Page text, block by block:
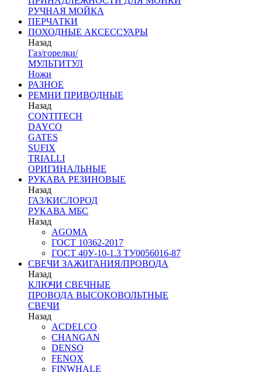
РУЧНАЯ МОЙКА
ПЕРЧАТКИ
ПОХОДНЫЕ АКСЕССУАРЫ
Назад
Газ/горелки/
МУЛЬТИТУЛ
Ножи
РАЗНОЕ
РЕМНИ ПРИВОДНЫЕ
Назад
CONTITECH
DAYCO
GATES
SUFIX
TRIALLI
ОРИГИНАЛЬНЫЕ
РУКАВА РЕЗИНОВЫЕ
Назад
ГАЗ/КИСЛОРОД
РУКАВА МБС
Назад
AGOMA
ГОСТ 10362-2017
ГОСТ 40У-10-1.3 ТУ0056016-87
СВЕЧИ ЗАЖИГАНИЯ/ПРОВОДА
Назад
КЛЮЧИ СВЕЧНЫЕ
ПРОВОДА ВЫСОКОВОЛЬТНЫЕ
СВЕЧИ
Назад
ACDELCO
CHANGAN
DENSO
FENOX
FINWHALE